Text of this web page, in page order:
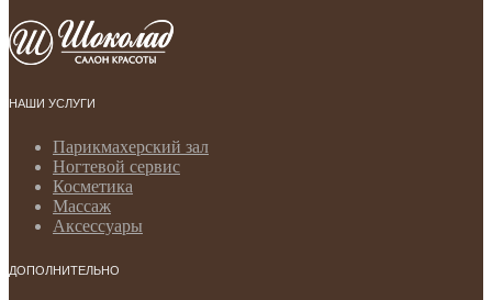
НАШИ УСЛУГИ
Парикмахерский зал
Ногтевой сервис
Косметика
Массаж
Аксессуары
ДОПОЛНИТЕЛЬНО